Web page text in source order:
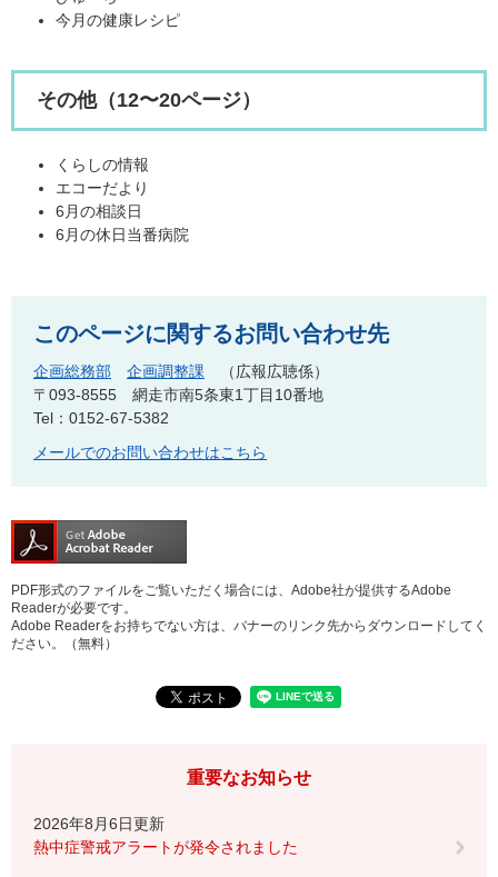
今月の健康レシピ
その他（12〜20ページ）
くらしの情報
エコーだより
6月の相談日
6月の休日当番病院
このページに関するお問い合わせ先
企画総務部 企画調整課
広報広聴係
〒093-8555
網走市南5条東1丁目10番地
Tel：0152-67-5382
メールでのお問い合わせはこちら
PDF形式のファイルをご覧いただく場合には、Adobe社が提供するAdobe
Readerが必要です。
Adobe Readerをお持ちでない方は、バナーのリンク先からダウンロードしてく
ださい。（無料）
重要なお知らせ
2026年8月6日更新
熱中症警戒アラートが発令されました